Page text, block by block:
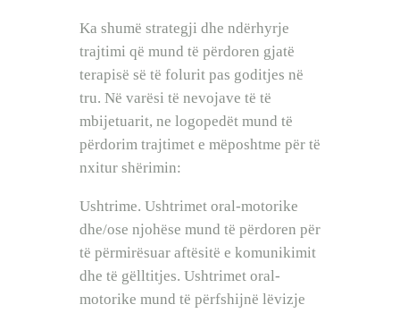
Ka shumë strategji dhe ndërhyrje
trajtimi që mund të përdoren gjatë
terapisë së të folurit pas goditjes në
tru. Në varësi të nevojave të të
mbijetuarit, ne logopedët mund të
përdorim trajtimet e mëposhtme për të
nxitur shërimin:
Ushtrime. Ushtrimet oral-motorike
dhe/ose njohëse mund të përdoren për
të përmirësuar aftësitë e komunikimit
dhe të gëlltitjes. Ushtrimet oral-
motorike mund të përfshijnë lëvizje